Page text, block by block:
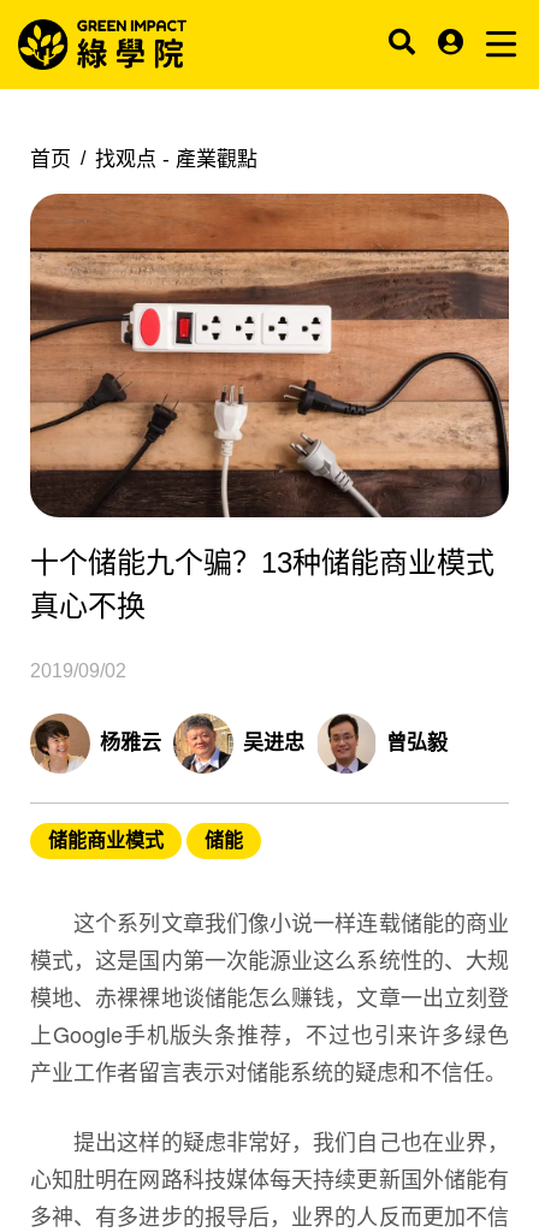
首页 找观点 - 產業觀點
十个储能九个骗？13种储能商业模式
真心不换
2019/09/02
杨雅云 吴进忠 曾弘毅
储能商业模式 储能
这个系列文章我们像小说一样连载储能的商业
模式，这是国内第一次能源业这么系统性的、大规
模地、赤裸裸地谈储能怎么赚钱，文章一出立刻登
上Google手机版头条推荐，不过也引来许多绿色
产业工作者留言表示对储能系统的疑虑和不信任。
提出这样的疑虑非常好，我们自己也在业界，
心知肚明在网路科技媒体每天持续更新国外储能有
多神、有多进步的报导后，业界的人反而更加不信